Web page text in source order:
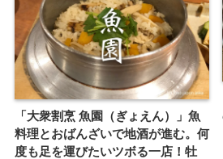
「大衆割烹 魚園（ぎょえん）」魚
料理とおばんざいで地酒が進む。何
度も足を運びたいツボる一店！牡